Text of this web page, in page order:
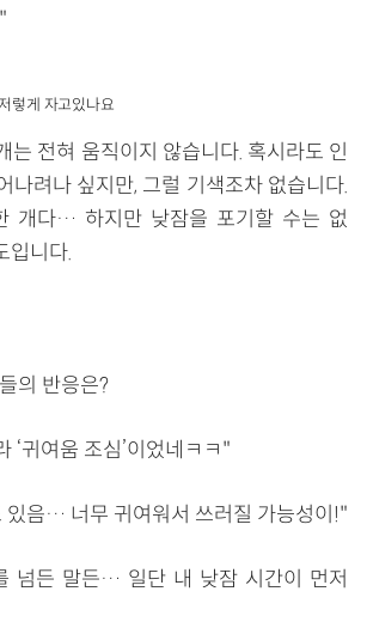
렇게 자고있나요
는 전혀 움직이지 않습니다. 혹시라도 인
나려나 싶지만, 그럴 기색조차 없습니다.
개다… 하지만 낮잠을 포기할 수는 없
입니다.
의 반응은?
‘귀여움 조심’이었네ㅋㅋ"
있음… 너무 귀여워서 쓰러질 가능성이!"
넘든 말든… 일단 내 낮잠 시간이 먼저